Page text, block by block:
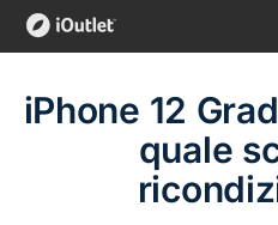
iPhone 12
quale